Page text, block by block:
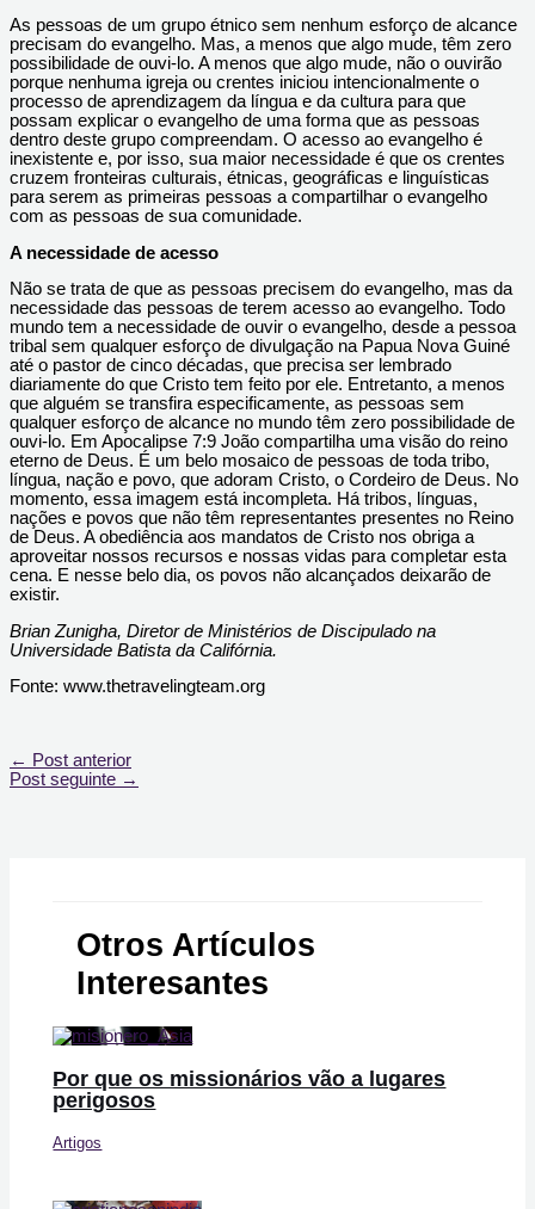
As pessoas de um grupo étnico sem nenhum esforço de alcance
precisam do evangelho. Mas, a menos que algo mude, têm zero
possibilidade de ouvi-lo. A menos que algo mude, não o ouvirão
porque nenhuma igreja ou crentes iniciou intencionalmente o
processo de aprendizagem da língua e da cultura para que
possam explicar o evangelho de uma forma que as pessoas
dentro deste grupo compreendam. O acesso ao evangelho é
inexistente e, por isso, sua maior necessidade é que os crentes
cruzem fronteiras culturais, étnicas, geográficas e linguísticas
para serem as primeiras pessoas a compartilhar o evangelho
com as pessoas de sua comunidade.
A necessidade de acesso
Não se trata de que as pessoas precisem do evangelho, mas da
necessidade das pessoas de terem acesso ao evangelho. Todo
mundo tem a necessidade de ouvir o evangelho, desde a pessoa
tribal sem qualquer esforço de divulgação na Papua Nova Guiné
até o pastor de cinco décadas, que precisa ser lembrado
diariamente do que Cristo tem feito por ele. Entretanto, a menos
que alguém se transfira especificamente, as pessoas sem
qualquer esforço de alcance no mundo têm zero possibilidade de
ouvi-lo. Em Apocalipse 7:9 João compartilha uma visão do reino
eterno de Deus. É um belo mosaico de pessoas de toda tribo,
língua, nação e povo, que adoram Cristo, o Cordeiro de Deus. No
momento, essa imagem está incompleta. Há tribos, línguas,
nações e povos que não têm representantes presentes no Reino
de Deus. A obediência aos mandatos de Cristo nos obriga a
aproveitar nossos recursos e nossas vidas para completar esta
cena. E nesse belo dia, os povos não alcançados deixarão de
existir.
Brian Zunigha, Diretor de Ministérios de Discipulado na
Universidade Batista da Califórnia.
Fonte: www.thetravelingteam.org
← Post anterior
Post seguinte →
Otros Artículos
Interesantes
Por que os missionários vão a lugares
perigosos
Artigos